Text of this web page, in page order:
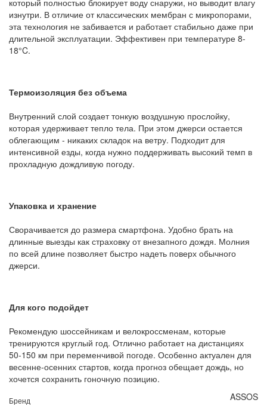
изнутри. В отличие от классических мембран с микропорами,
эта технология не забивается и работает стабильно даже при
длительной эксплуатации. Эффективен при температуре 8-
18°C.
Термоизоляция без объема
Внутренний слой создает тонкую воздушную прослойку,
которая удерживает тепло тела. При этом джерси остается
облегающим - никаких складок на ветру. Подходит для
интенсивной езды, когда нужно поддерживать высокий темп в
прохладную дождливую погоду.
Упаковка и хранение
Сворачивается до размера смартфона. Удобно брать на
длинные выезды как страховку от внезапного дождя. Молния
по всей длине позволяет быстро надеть поверх обычного
джерси.
Для кого подойдет
Рекомендую шоссейникам и велокроссменам, которые
тренируются круглый год. Отлично работает на дистанциях
50-150 км при переменчивой погоде. Особенно актуален для
весенне-осенних стартов, когда прогноз обещает дождь, но
хочется сохранить гоночную позицию.
Бренд ASSOS